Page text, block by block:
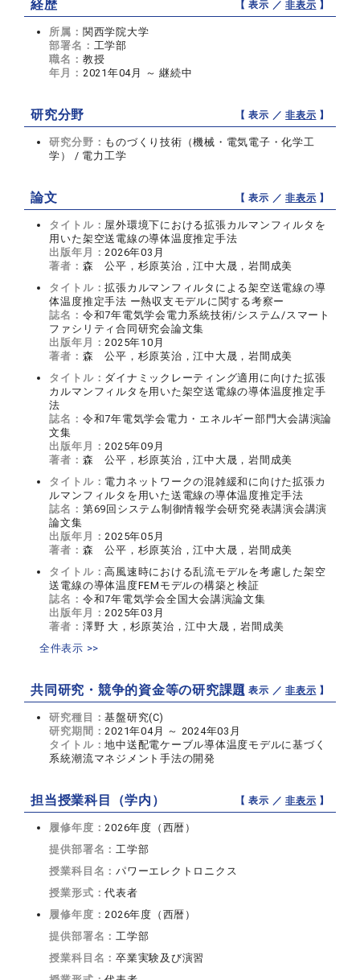
経歴 【 表示 ／非表示 】
所属： 関西学院大学
部署名： 工学部
職名： 教授
年月： 2021年04月 ～ 継続中
研究分野 【 表示 ／非表示 】
研究分野： ものづくり技術（機械・電気電子・化学工
学） / 電力工学
論文 【 表示 ／非表示 】
タイトル： 屋外環境下における拡張カルマンフィルタを
用いた架空送電線の導体温度推定手法
出版年月：2026年03月
著者： 森 公平，杉原英治，江中大晟，岩間成美
タイトル：拡張カルマンフィルタによる架空送電線の導
体温度推定手法 ー熱収支モデルに関する考察ー
誌名： 令和7年電気学会電力系統技術/システム/スマート
ファシリティ合同研究会論文集
出版年月：2025年10月
著者： 森 公平，杉原英治，江中大晟，岩間成美
タイトル： ダイナミックレーティング適用に向けた拡張
カルマンフィルタを用いた架空送電線の導体温度推定手
法
誌名： 令和7年電気学会電力・エネルギー部門大会講演論
文集
出版年月：2025年09月
著者： 森 公平，杉原英治，江中大晟，岩間成美
タイトル： 電⼒ネットワークの混雑緩和に向けた拡張カ
ルマンフィルタを⽤いた送電線の導体温度推定⼿法
誌名： 第69回システム制御情報学会研究発表講演会講演
論文集
出版年月：2025年05月
著者： 森 公平，杉原英治，江中大晟，岩間成美
タイトル：高風速時における乱流モデルを考慮した架空
送電線の導体温度FEMモデルの構築と検証
誌名： 令和7年電気学会全国大会講演論文集
出版年月：2025年03月
著者： 澤野 大，杉原英治，江中大晟，岩間成美
全件表示 >>
共同研究・競争的資金等の研究課題【 表示 ／非表示 】
研究種目：基盤研究(C)
研究期間：2021年04月 ～ 2024年03月
タイトル：地中送配電ケーブル導体温度モデルに基づく
系統潮流マネジメント手法の開発
担当授業科目（学内） 【 表示 ／非表示 】
履修年度：2026年度（西暦）
提供部署名：工学部
授業科目名：パワーエレクトロニクス
授業形式：代表者
履修年度：2026年度（西暦）
提供部署名：工学部
授業科目名：卒業実験及び演習